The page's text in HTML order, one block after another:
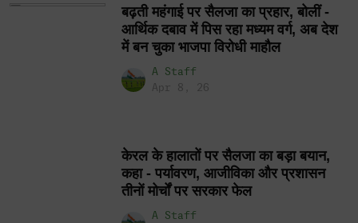
बढ़ती महंगाई पर सैलजा का प्रहार, बोलीं -
आर्थिक दबाव में पिस रहा मध्यम वर्ग, अब देश
में बन चुका भाजपा विरोधी माहौल
A Staff
Apr 8, 26
केरल के हालातों पर सैलजा का बड़ा बयान,
कहा - पर्यावरण, आजीविका और प्रशासन
तीनों मोर्चों पर सरकार फेल
A Staff